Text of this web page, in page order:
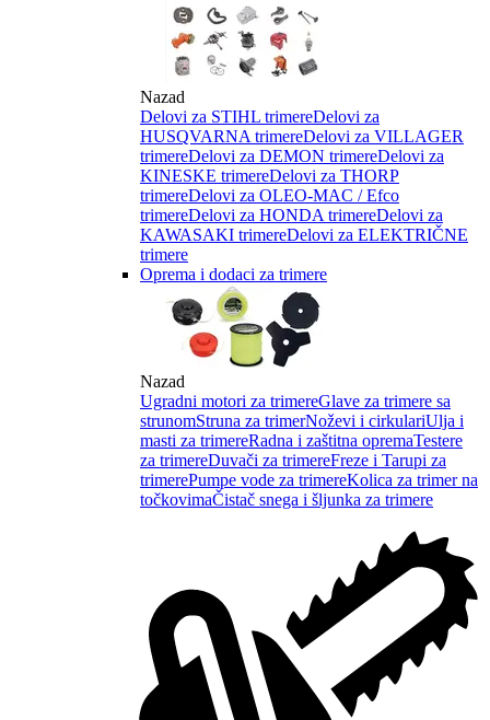
Nazad
Delovi za STIHL trimereDelovi za
HUSQVARNA trimereDelovi za VILLAGER
trimereDelovi za DEMON trimereDelovi za
KINESKE trimereDelovi za THORP
trimereDelovi za OLEO-MAC / Efco
trimereDelovi za HONDA trimereDelovi za
KAWASAKI trimereDelovi za ELEKTRIČNE
trimere
Oprema i dodaci za trimere
Nazad
Ugradni motori za trimereGlave za trimere sa
strunomStruna za trimerNoževi i cirkulariUlja i
masti za trimereRadna i zaštitna opremaTestere
za trimereDuvači za trimereFreze i Tarupi za
trimerePumpe vode za trimereKolica za trimer na
točkovimaČistač snega i šljunka za trimere